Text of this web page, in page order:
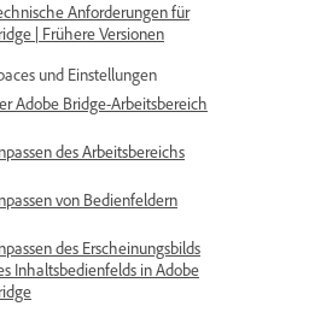
Anforderungen für
| Frühere Versionen
und Einstellungen
Adobe Bridge-Arbeitsbereich
des Arbeitsbereichs
von Bedienfeldern
des Erscheinungsbilds
Inhaltsbedienfelds in Adobe